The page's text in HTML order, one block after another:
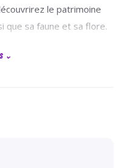
le patrimoine
que sa faune et sa flore.
aux
diplômé et titulaire du
⌄